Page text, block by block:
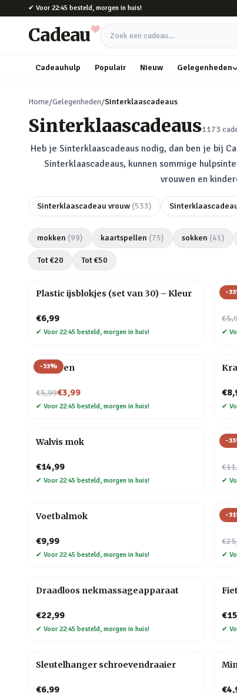
Naar hoofdinhoud
✔ Voor 22:45 besteld, morgen in huis!
Cadeau Zoek een cadeau
Cadeauhulp Populair Nieuw Gelegenheden
Home/Gelegenheden/Sinterklaascadeaus
Sinterklaascadeaus1173
Heb je Sinterklaascadeaus nodig, dan ben je bij
Sinterklaascadeaus, kunnen sommige
vrouwen en
Sinterklaascadeau vrouw (533)
mokken (99) kaartspellen (75) sokken (41)
Tot €20 Tot €50
Plastic ijsblokjes (set van 30) – Kleur
€6,99
✔ Voor 22:45 besteld, morgen in huis!
-33
Nu
✔
-33%
Veer pen
€5,99
Nu voor€3,99
✔ Voor 22:45 besteld, morgen in huis! ✔
Walvis mok
€14,99
✔ Voor 22:45 besteld, morgen in huis!
-33
Nu
✔
Voetbalmok
€9,99
✔ Voor 22:45 besteld, morgen in huis!
-31
Nu
✔
Draadloos nekmassageapparaat
€22,99
✔ Voor 22:45 besteld, morgen in huis! ✔
Sleutelhanger schroevendraaier
€6,99